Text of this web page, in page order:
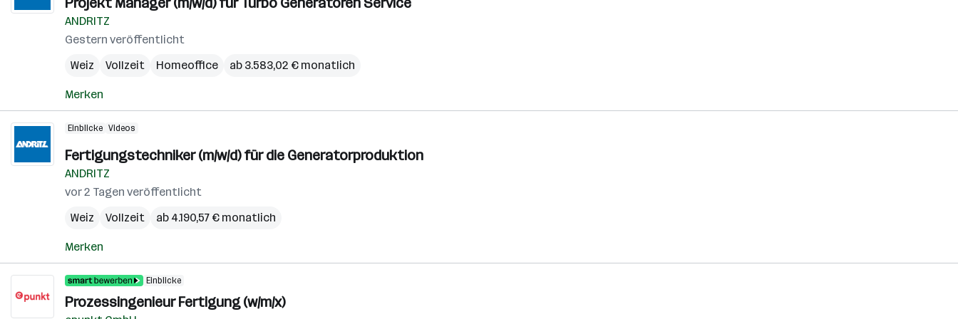
ANDRITZ
Gestern veröffentlicht
Weiz
Vollzeit Homeoffice ab 3.583,02 € monatlich
Merken
Einblicke Videos
Fertigungstechniker (m/w/d) für die Generatorproduktion
ANDRITZ
vor 2 Tagen veröffentlicht
Weiz
Vollzeit ab 4.190,57 € monatlich
Merken
Einblicke
Prozessingenieur Fertigung (w/m/x)